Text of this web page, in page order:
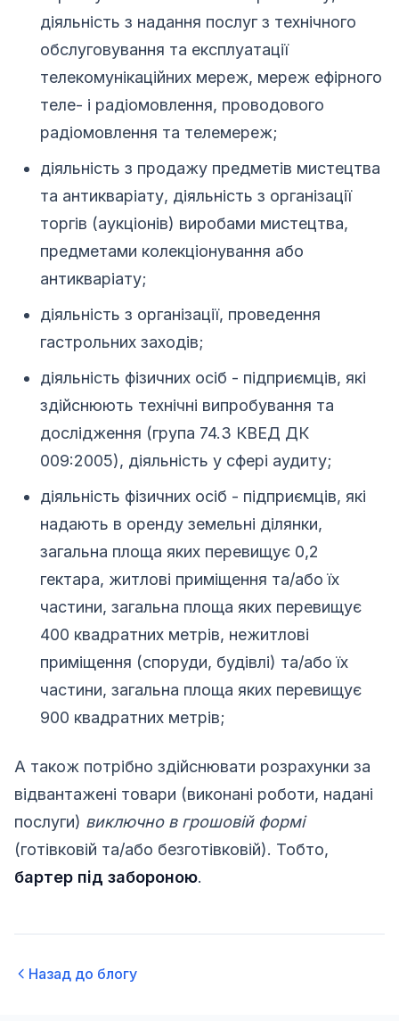
діяльність з надання послуг з технічного
обслуговування та експлуатації
телекомунікаційних мереж, мереж ефірного
теле- і радіомовлення, проводового
радіомовлення та телемереж;
діяльність з продажу предметів мистецтва
та антикваріату, діяльність з організації
торгів (аукціонів) виробами мистецтва,
предметами колекціонування або
антикваріату;
діяльність з організації, проведення
гастрольних заходів;
діяльність фізичних осіб - підприємців, які
здійснюють технічні випробування та
дослідження (група 74.3 КВЕД ДК
009:2005), діяльність у сфері аудиту;
діяльність фізичних осіб - підприємців, які
надають в оренду земельні ділянки,
загальна площа яких перевищує 0,2
гектара, житлові приміщення та/або їх
частини, загальна площа яких перевищує
400 квадратних метрів, нежитлові
приміщення (споруди, будівлі) та/або їх
частини, загальна площа яких перевищує
900 квадратних метрів;
А також потрібно здійснювати розрахунки за
відвантажені товари (виконані роботи, надані
послуги) виключно в грошовій формі
(готівковій та/або безготівковій). Тобто,
бартер під забороною.
Назад до блогу